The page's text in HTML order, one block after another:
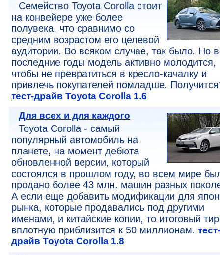
Семейство Toyota Corolla стоит
на конвейере уже более
полувека, что сравнимо со
средним возрастом его целевой
аудитории. Во всяком случае, так было. Но в
последние годы модель активно молодится,
чтобы не превратиться в кресло-качалку и
привлечь покупателей помладше.
тест-драйв Toyota Corolla 1.6
Для всех и для каждого
Toyota Corolla - самый
популярный автомобиль на
планете, на момент дебюта
обновленной версии, который
состоялся в прошлом году, во всем мире
продано более 43 млн. машин разных
А если еще добавить модификации для
рынка, которые продавались под другими
именами, и китайские копии, то итоговый
вплотную приблизится к 50 миллионам. тест-
драйв Toyota Corolla 1.8